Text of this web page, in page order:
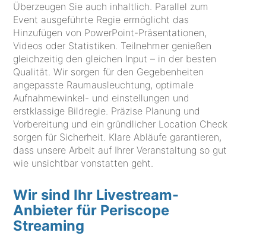
Überzeugen Sie auch inhaltlich. Parallel zum
Event ausgeführte Regie ermöglicht das
Hinzufügen von PowerPoint-Präsentationen,
Videos oder Statistiken. Teilnehmer genießen
gleichzeitig den gleichen Input – in der besten
Qualität. Wir sorgen für den Gegebenheiten
angepasste Raumausleuchtung, optimale
Aufnahmewinkel- und einstellungen und
erstklassige Bildregie. Präzise Planung und
Vorbereitung und ein gründlicher Location Check
sorgen für Sicherheit. Klare Abläufe garantieren,
dass unsere Arbeit auf Ihrer Veranstaltung so gut
wie unsichtbar vonstatten geht.
Wir sind Ihr Livestream-
Anbieter für Periscope
Streaming